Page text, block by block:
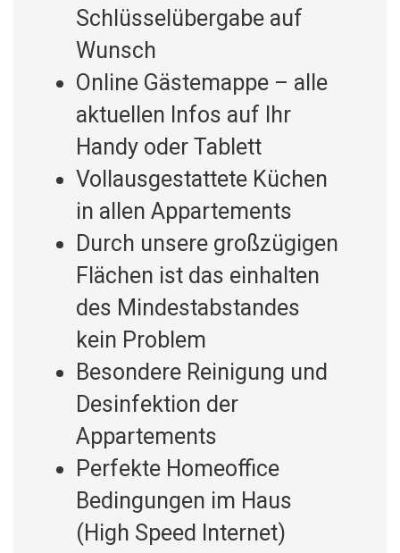
Schlüsselübergabe auf
Wunsch
Online Gästemappe – alle
aktuellen Infos auf Ihr
Handy oder Tablett
Vollausgestattete Küchen
in allen Appartements
Durch unsere großzügigen
Flächen ist das einhalten
des Mindestabstandes
kein Problem
Besondere Reinigung und
Desinfektion der
Appartements
Perfekte Homeoffice
Bedingungen im Haus
(High Speed Internet)